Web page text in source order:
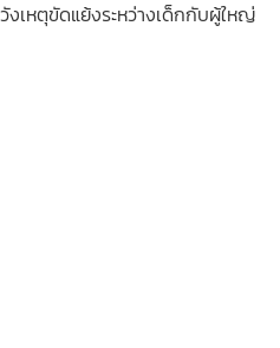
เหตุขัดแย้งระหว่างเด็กกับผู้ใหญ่